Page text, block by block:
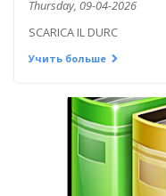
Thursday, 09-04-2026
SCARICA IL DURC
Учить больше